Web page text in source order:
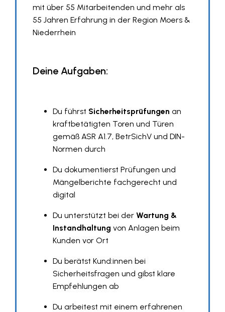
mit über 55 Mitarbeitenden und mehr als
55 Jahren Erfahrung in der Region Moers &
Niederrhein
Deine Aufgaben:
Du führst Sicherheitsprüfungen an
kraftbetätigten Toren und Türen
gemäß ASR A1.7, BetrSichV und DIN-
Normen durch
Du dokumentierst Prüfungen und
Mängelberichte fachgerecht und
digital
Du unterstützt bei derWartung &
Instandhaltung von Anlagen beim
Kunden vor Ort
Du berätst Kund:innen bei
Sicherheitsfragen und gibst klare
Empfehlungen ab
Du arbeitest mit einem erfahrenen